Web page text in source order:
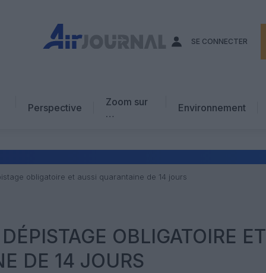
SE CONNECTER
Perspective
Zoom sur
…
Avis d’expert
Environnement
obligatoire et aussi quarantaine de 14 jours
OBLIGATOIRE ET
DE 14 JOURS